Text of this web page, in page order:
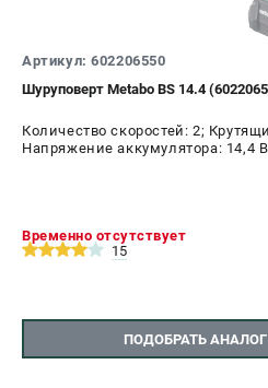
Артикул: 602206550
Шуруповерт Metabo BS 14.4
Количество скоростей: 2;
Напряжение аккумулятора: 14,4
Временно отсутствует
15
ПОДОБРАТЬ АНАЛОГ